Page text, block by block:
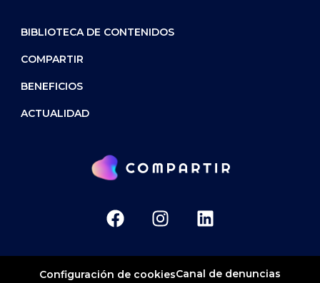
BIBLIOTECA DE CONTENIDOS
COMPARTIR
BENEFICIOS
ACTUALIDAD
Configuración de cookiesCanal de denuncias